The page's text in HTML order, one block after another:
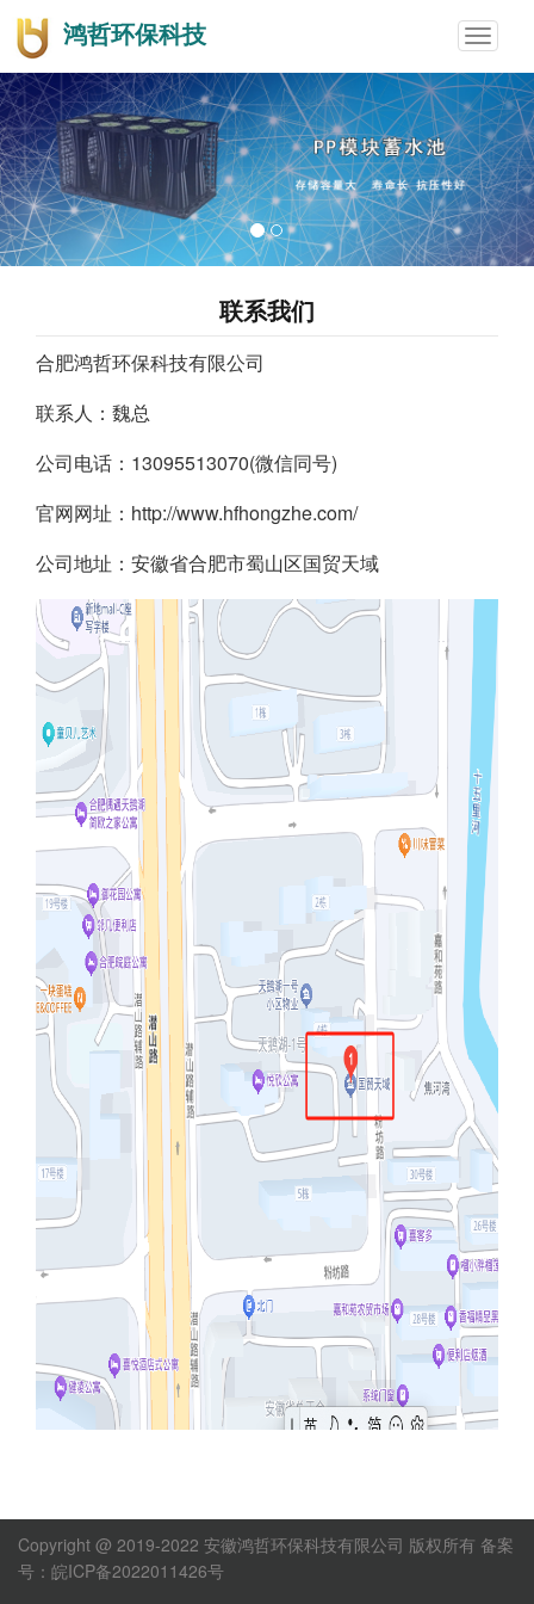
鸿哲环保科技
Toggle
联系我们
合肥鸿哲环保科技有限公司
联系人：魏总
公司电话：13095513070(微信同号)
官网网址：http://www.hfhongzhe.com/
公司地址：安徽省合肥市蜀山区国贸天域
Copyright @ 2019-2022 安徽鸿哲环保科技有限公司 版权所有 备案
号：皖ICP备2022011426号